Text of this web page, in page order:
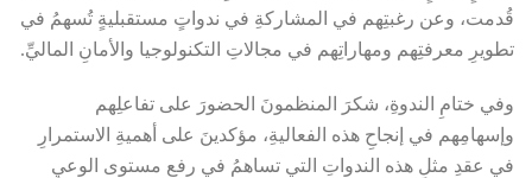
قُدمت، وعن رغبتِهم في المشاركةِ في ندواتٍ مستقبليةٍ تُسهمُ في
تطويرِ معرفتِهم ومهاراتِهم في مجالاتِ التكنولوجيا والأمانِ الماليِّ.
وفي ختامِ الندوةِ، شكرَ المنظمونَ الحضورَ على تفاعلِهم
وإسهامِهم في إنجاحِ هذه الفعاليةِ، مؤكدينَ على أهميةِ الاستمرارِ
في عقدِ مثلِ هذه الندواتِ التي تساهمُ في رفعِ مستوى الوعيِ